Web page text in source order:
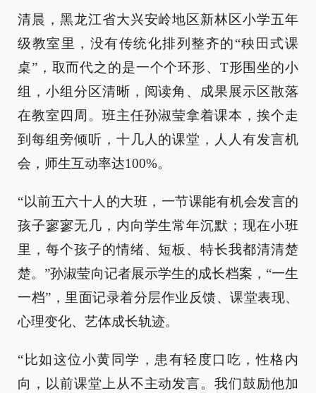
清晨，黑龙江省大兴安岭地区新林区小学五年
级教室里，没有传统化排列整齐的“秧田式课
桌”，取而代之的是一个个环形、T形围坐的小
组，小组分区清晰，阅读角、成果展示区散落
在教室四周。班主任孙淑莹拿着课本，挨个走
到每组旁倾听，十几人的课堂，人人有发言机
会，师生互动率达100%。
“以前五六十人的大班，一节课能有机会发言的
孩子寥寥无几，内向学生常年沉默；现在小班
里，每个孩子的情绪、短板、特长我都清清楚
楚。”孙淑莹向记者展示学生的成长档案，“一生
一档”，里面记录着分层作业反馈、课堂表现、
心理变化、艺体成长轨迹。
“比如这位小黄同学，患有轻度口吃，性格内
向，以前课堂上从不主动发言。我们鼓励他加